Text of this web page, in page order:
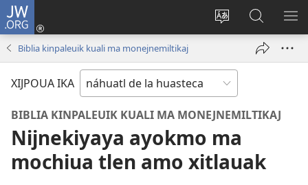
JW.ORG
Xijpatili
tlen
tijneki
ma
nesi
Xijpeualti
nikaj
window)
Xijtemo
ipan
JW.ORG
MA
Biblia kinpaleuik kuali ma monejnemiltikaj
XIJPOUA IKA
BIBLIA KINPALEUIK KUALI MA MONEJNEMILTIKAJ
Nijnekiyaya ayokmo ma
mochiua tlen amo xitlauak